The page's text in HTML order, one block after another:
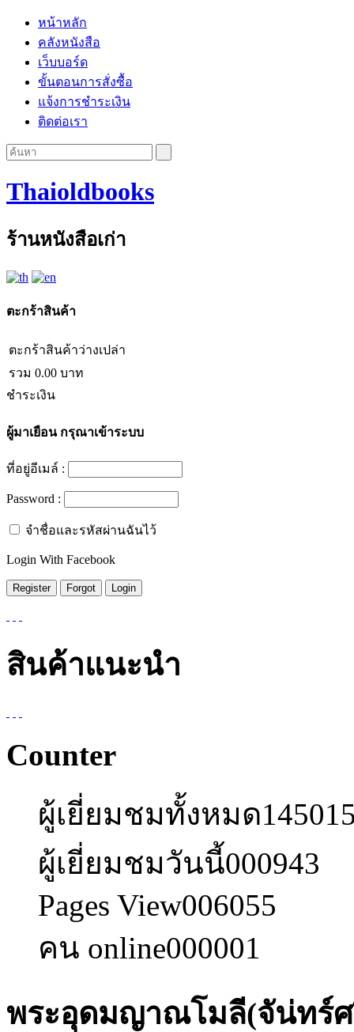
หน้าหลัก
คลังหนังสือ
เว็บบอร์ด
ขั้นตอนการสั่งซื้อ
แจ้งการชำระเงิน
ติดต่อเรา
Thaioldbooks
ร้านหนังสือเก่า
ตะกร้าสินค้า
ตะกร้าสินค้าว่างเปล่า
รวม 0.00 บาท
ชำระเงิน
ผู้มาเยือนกรุณาเข้าระบบ
ที่อยู่อีเมล์ :
Password :
จำชื่อและรหัสผ่านฉันไว้
Login With Facebook
สินค้าแนะนำ
Counter
ผู้เยี่ยมชมทั้งหมด
ผู้เยี่ยมชมวันนี้000943
Pages View006055
คน online000001
พระอุดมญาณโมลี(จัน่ทร์